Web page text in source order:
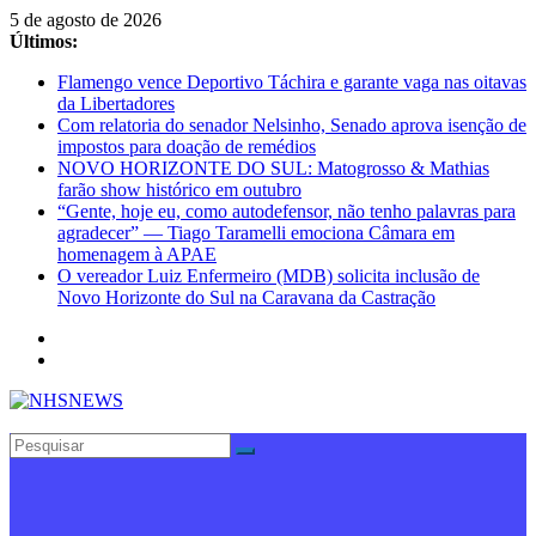
Pular
para
conteúdo
5 de agosto de 2026
Últimos:
Flamengo vence Deportivo Táchira e garante vaga nas oitavas
da Libertadores
Com relatoria do senador Nelsinho, Senado aprova isenção de
impostos para doação de remédios
NOVO HORIZONTE DO SUL: Matogrosso & Mathias
farão show histórico em outubro
“Gente, hoje eu, como autodefensor, não tenho palavras para
agradecer” — Tiago Taramelli emociona Câmara em
homenagem à APAE
O vereador Luiz Enfermeiro (MDB) solicita inclusão de
Novo Horizonte do Sul na Caravana da Castração